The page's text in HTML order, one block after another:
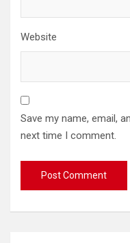
Website
Save my name, email,
next time I comment.